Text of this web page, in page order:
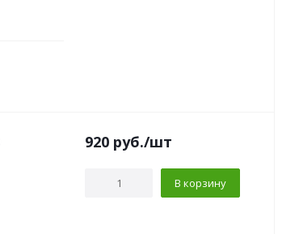
920 руб./шт
В корзину